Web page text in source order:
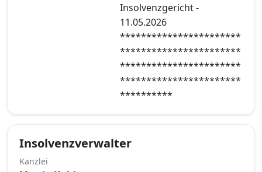
Insolvenzgericht -
11.05.2026
***********************
***********************
***********************
***********************
**********
Insolvenzverwalter
Kanzlei